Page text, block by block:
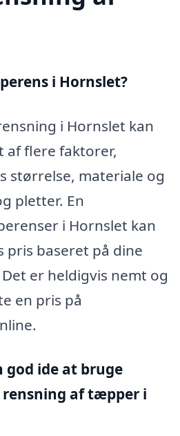
i Hornslet?
i Hornslet kan
flere faktorer,
størrelse, materiale og
pletter. En
i Hornslet kan
pris baseret på dine
er heldigvis nemt og
en pris på
god ide at bruge
af tæpper i